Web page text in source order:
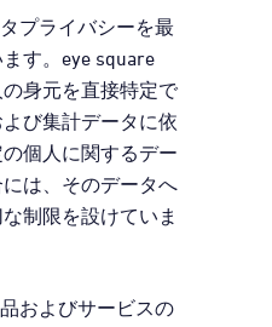
プライバシーを最
す。eye square
身元を直接特定で
び集計データに依
個人に関するデー
は、そのデータへ
制限を設けていま
およびサービスの